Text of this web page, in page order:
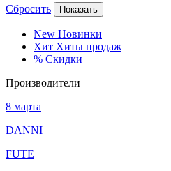
Сбросить
Показать
New Новинки
Хит Хиты продаж
% Скидки
Производители
8 марта
DANNI
FUTE